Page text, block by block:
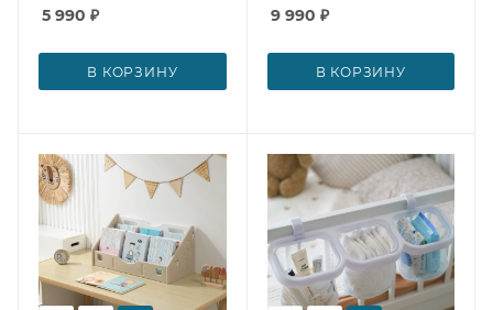
5 990 ₽
В КОРЗИНУ
9 990 ₽
В КОРЗИНУ